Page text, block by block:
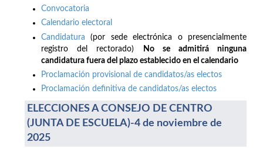
Convocatoria
Calendario electoral
Candidatura (por sede electrónica o presencialmente
registro del rectorado)
No se admitirá ninguna
candidatura fuera del plazo establecido en el calendario
Proclamación provisional de candidatos/as electos
Proclamación definitiva de candidatos/as electos
ELECCIONES A CONSEJO DE CENTRO
(JUNTA DE ESCUELA)-4 de noviembre de
2025